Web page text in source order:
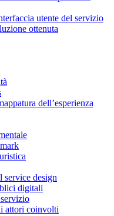
utente del servizio
ottenuta
dell’esperienza
service design
digitali
attori coinvolti